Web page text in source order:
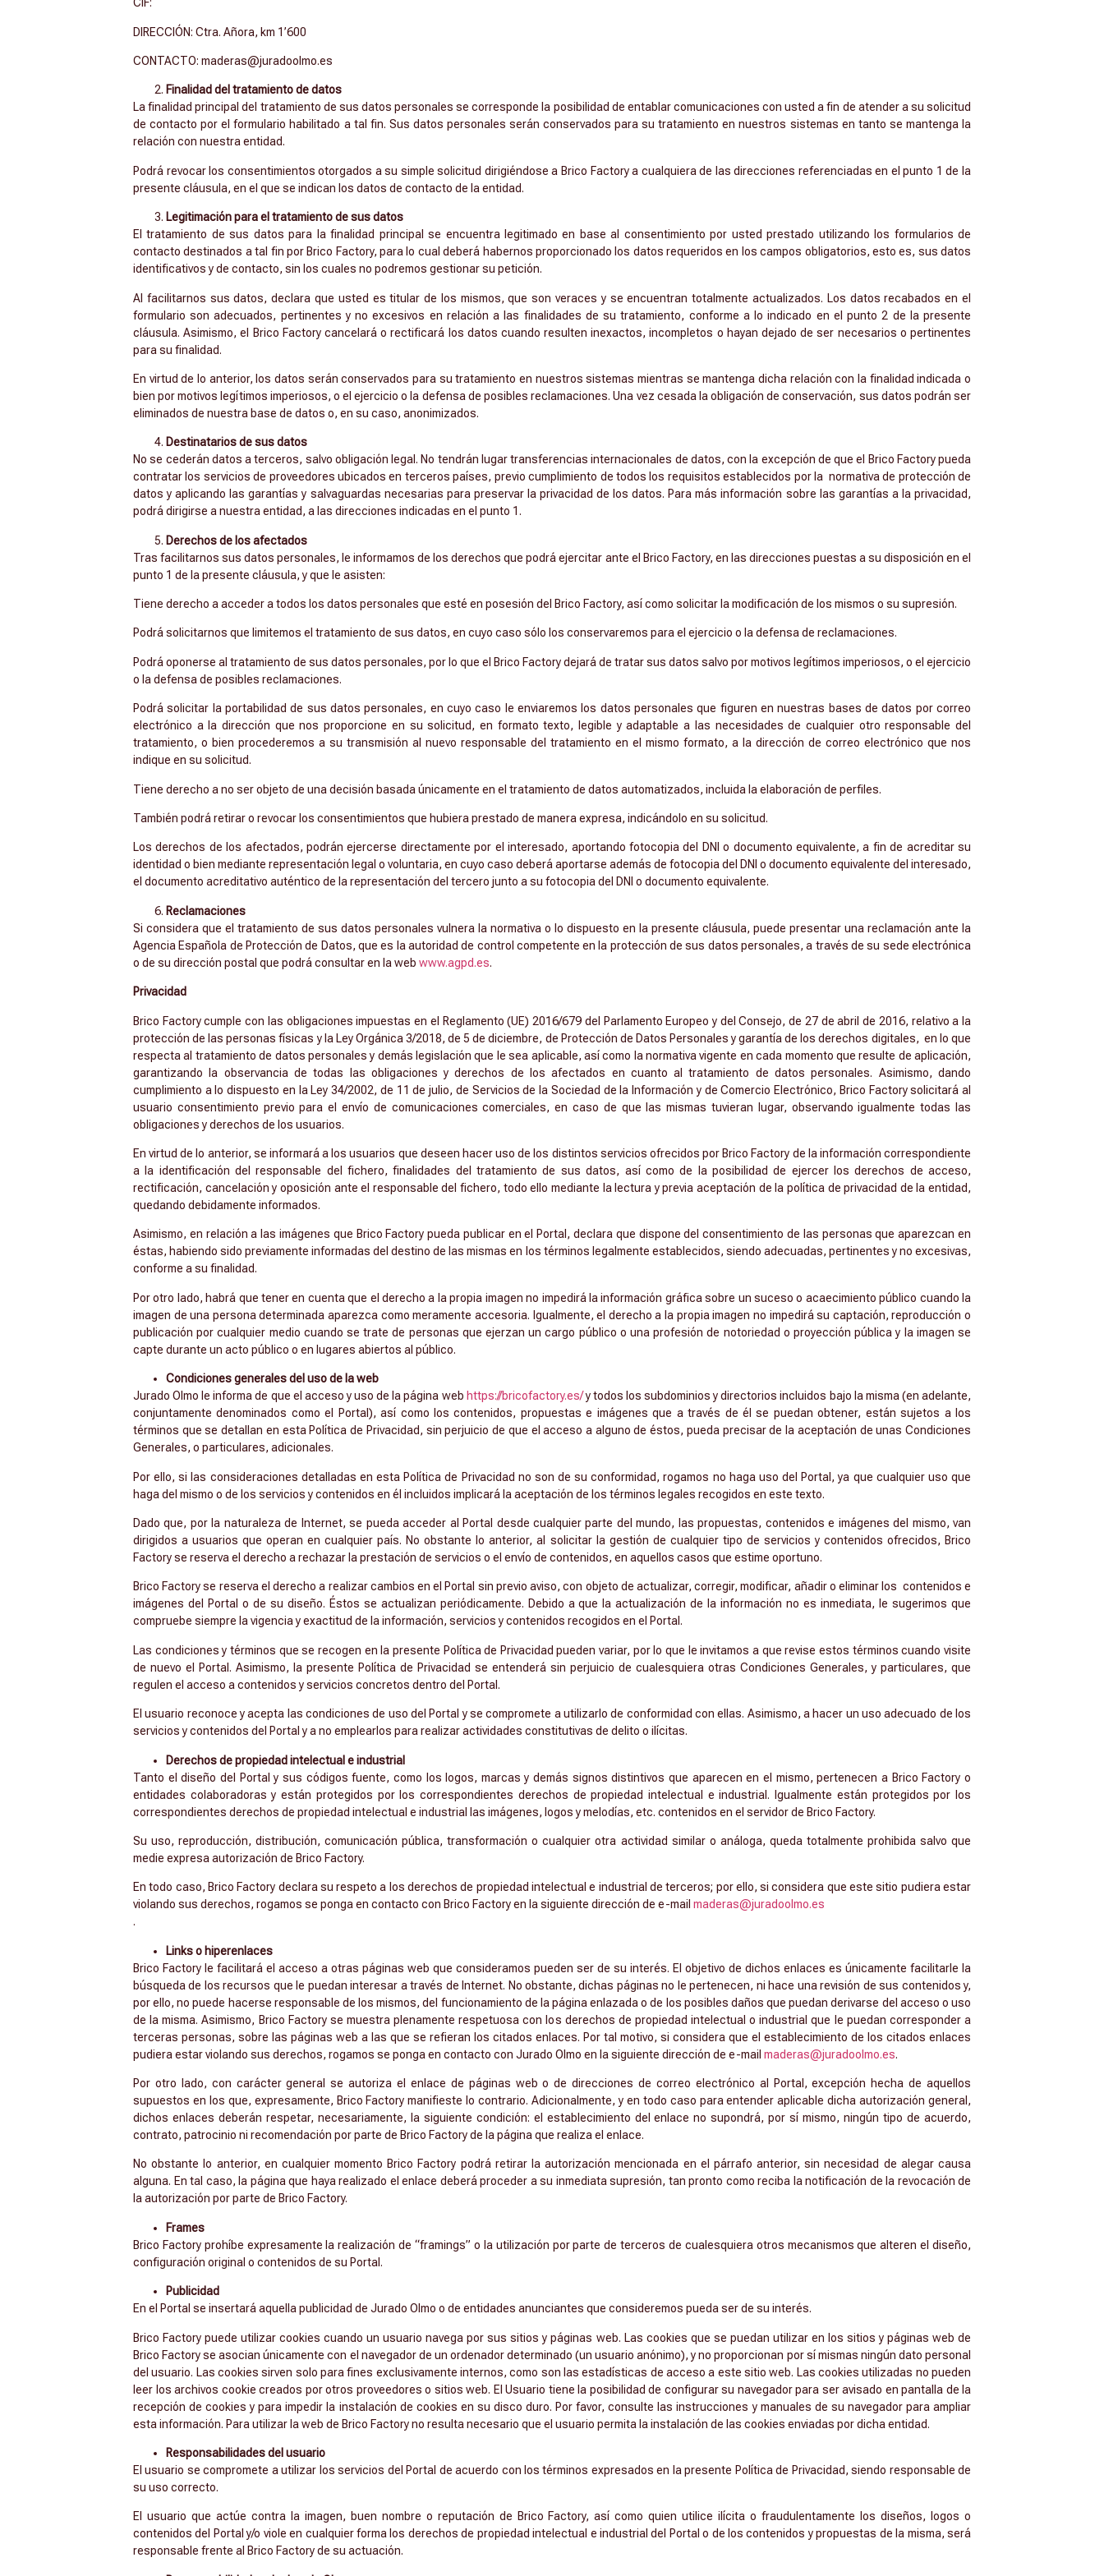
DIRECCIÓN: Ctra. Añora, km 1’600
CONTACTO: maderas@juradoolmo.es
Finalidad del tratamiento de datos
La finalidad principal del tratamiento de sus datos personales se corresponde la posibilidad de entablar comunicaciones con usted a fin de atender a su solicitud
de contacto por el formulario habilitado a tal fin. Sus datos personales serán conservados para su tratamiento en nuestros sistemas en tanto se mantenga la
relación con nuestra entidad.
Podrá revocar los consentimientos otorgados a su simple solicitud dirigiéndose a Brico Factory a cualquiera de las direcciones referenciadas en el punto 1 de la
presente cláusula, en el que se indican los datos de contacto de la entidad.
Legitimación para el tratamiento de sus datos
El tratamiento de sus datos para la finalidad principal se encuentra legitimado en base al consentimiento por usted prestado utilizando los formularios de
contacto destinados a tal fin por Brico Factory, para lo cual deberá habernos proporcionado los datos requeridos en los campos obligatorios, esto es, sus datos
identificativos y de contacto, sin los cuales no podremos gestionar su petición.
Al facilitarnos sus datos, declara que usted es titular de los mismos, que son veraces y se encuentran totalmente actualizados. Los datos recabados en el
formulario son adecuados, pertinentes y no excesivos en relación a las finalidades de su tratamiento, conforme a lo indicado en el punto 2 de la presente
cláusula. Asimismo, el Brico Factory cancelará o rectificará los datos cuando resulten inexactos, incompletos o hayan dejado de ser necesarios o pertinentes
para su finalidad.
En virtud de lo anterior, los datos serán conservados para su tratamiento en nuestros sistemas mientras se mantenga dicha relación con la finalidad indicada o
bien por motivos legítimos imperiosos, o el ejercicio o la defensa de posibles reclamaciones. Una vez cesada la obligación de conservación, sus datos podrán ser
eliminados de nuestra base de datos o, en su caso, anonimizados.
Destinatarios de sus datos
No se cederán datos a terceros, salvo obligación legal. No tendrán lugar transferencias internacionales de datos, con la excepción de que el Brico Factory pueda
contratar los servicios de proveedores ubicados en terceros países, previo cumplimiento de todos los requisitos establecidos por la normativa de protección de
datos y aplicando las garantías y salvaguardas necesarias para preservar la privacidad de los datos. Para más información sobre las garantías a la privacidad,
podrá dirigirse a nuestra entidad, a las direcciones indicadas en el punto 1.
Derechos de los afectados
Tras facilitarnos sus datos personales, le informamos de los derechos que podrá ejercitar ante el Brico Factory, en las direcciones puestas a su disposición en el
punto 1 de la presente cláusula, y que le asisten:
Tiene derecho a acceder a todos los datos personales que esté en posesión del Brico Factory, así como solicitar la modificación de los mismos o su supresión.
Podrá solicitarnos que limitemos el tratamiento de sus datos, en cuyo caso sólo los conservaremos para el ejercicio o la defensa de reclamaciones.
Podrá oponerse al tratamiento de sus datos personales, por lo que el Brico Factory dejará de tratar sus datos salvo por motivos legítimos imperiosos, o el ejercicio
o la defensa de posibles reclamaciones.
Podrá solicitar la portabilidad de sus datos personales, en cuyo caso le enviaremos los datos personales que figuren en nuestras bases de datos por correo
electrónico a la dirección que nos proporcione en su solicitud, en formato texto, legible y adaptable a las necesidades de cualquier otro responsable del
tratamiento, o bien procederemos a su transmisión al nuevo responsable del tratamiento en el mismo formato, a la dirección de correo electrónico que nos
indique en su solicitud.
Tiene derecho a no ser objeto de una decisión basada únicamente en el tratamiento de datos automatizados, incluida la elaboración de perfiles.
También podrá retirar o revocar los consentimientos que hubiera prestado de manera expresa, indicándolo en su solicitud.
Los derechos de los afectados, podrán ejercerse directamente por el interesado, aportando fotocopia del DNI o documento equivalente, a fin de acreditar su
identidad o bien mediante representación legal o voluntaria, en cuyo caso deberá aportarse además de fotocopia del DNI o documento equivalente del interesado,
el documento acreditativo auténtico de la representación del tercero junto a su fotocopia del DNI o documento equivalente.
Reclamaciones
Si considera que el tratamiento de sus datos personales vulnera la normativa o lo dispuesto en la presente cláusula, puede presentar una reclamación ante la
Agencia Española de Protección de Datos, que es la autoridad de control competente en la protección de sus datos personales, a través de su sede electrónica
o de su dirección postal que podrá consultar en la web www.agpd.es.
Privacidad
Brico Factory cumple con las obligaciones impuestas en el Reglamento (UE) 2016/679 del Parlamento Europeo y del Consejo, de 27 de abril de 2016, relativo a la
protección de las personas físicas y la Ley Orgánica 3/2018, de 5 de diciembre, de Protección de Datos Personales y garantía de los derechos digitales, en lo que
respecta al tratamiento de datos personales y demás legislación que le sea aplicable, así como la normativa vigente en cada momento que resulte de aplicación,
garantizando la observancia de todas las obligaciones y derechos de los afectados en cuanto al tratamiento de datos personales. Asimismo, dando
cumplimiento a lo dispuesto en la Ley 34/2002, de 11 de julio, de Servicios de la Sociedad de la Información y de Comercio Electrónico, Brico Factory solicitará al
usuario consentimiento previo para el envío de comunicaciones comerciales, en caso de que las mismas tuvieran lugar, observando igualmente todas las
obligaciones y derechos de los usuarios.
En virtud de lo anterior, se informará a los usuarios que deseen hacer uso de los distintos servicios ofrecidos por Brico Factory de la información correspondiente
a la identificación del responsable del fichero, finalidades del tratamiento de sus datos, así como de la posibilidad de ejercer los derechos de acceso,
rectificación, cancelación y oposición ante el responsable del fichero, todo ello mediante la lectura y previa aceptación de la política de privacidad de la entidad,
quedando debidamente informados.
Asimismo, en relación a las imágenes que Brico Factory pueda publicar en el Portal, declara que dispone del consentimiento de las personas que aparezcan en
éstas, habiendo sido previamente informadas del destino de las mismas en los términos legalmente establecidos, siendo adecuadas, pertinentes y no excesivas,
conforme a su finalidad.
Por otro lado, habrá que tener en cuenta que el derecho a la propia imagen no impedirá la información gráfica sobre un suceso o acaecimiento público cuando la
imagen de una persona determinada aparezca como meramente accesoria. Igualmente, el derecho a la propia imagen no impedirá su captación, reproducción o
publicación por cualquier medio cuando se trate de personas que ejerzan un cargo público o una profesión de notoriedad o proyección pública y la imagen se
capte durante un acto público o en lugares abiertos al público.
Condiciones generales del uso de la web
Jurado Olmo le informa de que el acceso y uso de la página web https://bricofactory.es/y todos los subdominios y directorios incluidos bajo la misma (en adelante,
conjuntamente denominados como el Portal), así como los contenidos, propuestas e imágenes que a través de él se puedan obtener, están sujetos a los
términos que se detallan en esta Política de Privacidad, sin perjuicio de que el acceso a alguno de éstos, pueda precisar de la aceptación de unas Condiciones
Generales, o particulares, adicionales.
Por ello, si las consideraciones detalladas en esta Política de Privacidad no son de su conformidad, rogamos no haga uso del Portal, ya que cualquier uso que
haga del mismo o de los servicios y contenidos en él incluidos implicará la aceptación de los términos legales recogidos en este texto.
Dado que, por la naturaleza de Internet, se pueda acceder al Portal desde cualquier parte del mundo, las propuestas, contenidos e imágenes del mismo, van
dirigidos a usuarios que operan en cualquier país. No obstante lo anterior, al solicitar la gestión de cualquier tipo de servicios y contenidos ofrecidos, Brico
Factory se reserva el derecho a rechazar la prestación de servicios o el envío de contenidos, en aquellos casos que estime oportuno.
Brico Factory se reserva el derecho a realizar cambios en el Portal sin previo aviso, con objeto de actualizar, corregir, modificar, añadir o eliminar los contenidos e
imágenes del Portal o de su diseño. Éstos se actualizan periódicamente. Debido a que la actualización de la información no es inmediata, le sugerimos que
compruebe siempre la vigencia y exactitud de la información, servicios y contenidos recogidos en el Portal.
Las condiciones y términos que se recogen en la presente Política de Privacidad pueden variar, por lo que le invitamos a que revise estos términos cuando visite
de nuevo el Portal. Asimismo, la presente Política de Privacidad se entenderá sin perjuicio de cualesquiera otras Condiciones Generales, y particulares, que
regulen el acceso a contenidos y servicios concretos dentro del Portal.
El usuario reconoce y acepta las condiciones de uso del Portal y se compromete a utilizarlo de conformidad con ellas. Asimismo, a hacer un uso adecuado de los
servicios y contenidos del Portal y a no emplearlos para realizar actividades constitutivas de delito o ilícitas.
Derechos de propiedad intelectual e industrial
Tanto el diseño del Portal y sus códigos fuente, como los logos, marcas y demás signos distintivos que aparecen en el mismo, pertenecen a Brico Factory o
entidades colaboradoras y están protegidos por los correspondientes derechos de propiedad intelectual e industrial. Igualmente están protegidos por los
correspondientes derechos de propiedad intelectual e industrial las imágenes, logos y melodías, etc. contenidos en el servidor de Brico Factory.
Su uso, reproducción, distribución, comunicación pública, transformación o cualquier otra actividad similar o análoga, queda totalmente prohibida salvo que
medie expresa autorización de Brico Factory.
En todo caso, Brico Factory declara su respeto a los derechos de propiedad intelectual e industrial de terceros; por ello, si considera que este sitio pudiera estar
violando sus derechos, rogamos se ponga en contacto con Brico Factory en la siguiente dirección de e-mail maderas@juradoolmo.es
.
Links o hiperenlaces
Brico Factory le facilitará el acceso a otras páginas web que consideramos pueden ser de su interés. El objetivo de dichos enlaces es únicamente facilitarle la
búsqueda de los recursos que le puedan interesar a través de Internet. No obstante, dichas páginas no le pertenecen, ni hace una revisión de sus contenidos y,
por ello, no puede hacerse responsable de los mismos, del funcionamiento de la página enlazada o de los posibles daños que puedan derivarse del acceso o uso
de la misma. Asimismo, Brico Factory se muestra plenamente respetuosa con los derechos de propiedad intelectual o industrial que le puedan corresponder a
terceras personas, sobre las páginas web a las que se refieran los citados enlaces. Por tal motivo, si considera que el establecimiento de los citados enlaces
pudiera estar violando sus derechos, rogamos se ponga en contacto con Jurado Olmo en la siguiente dirección de e-mail maderas@juradoolmo.es.
Por otro lado, con carácter general se autoriza el enlace de páginas web o de direcciones de correo electrónico al Portal, excepción hecha de aquellos
supuestos en los que, expresamente, Brico Factory manifieste lo contrario. Adicionalmente, y en todo caso para entender aplicable dicha autorización general,
dichos enlaces deberán respetar, necesariamente, la siguiente condición: el establecimiento del enlace no supondrá, por sí mismo, ningún tipo de acuerdo,
contrato, patrocinio ni recomendación por parte de Brico Factory de la página que realiza el enlace.
No obstante lo anterior, en cualquier momento Brico Factory podrá retirar la autorización mencionada en el párrafo anterior, sin necesidad de alegar causa
alguna. En tal caso, la página que haya realizado el enlace deberá proceder a su inmediata supresión, tan pronto como reciba la notificación de la revocación de
la autorización por parte de Brico Factory.
Frames
Brico Factory prohíbe expresamente la realización de “framings” o la utilización por parte de terceros de cualesquiera otros mecanismos que alteren el diseño,
configuración original o contenidos de su Portal.
Publicidad
En el Portal se insertará aquella publicidad de Jurado Olmo o de entidades anunciantes que consideremos pueda ser de su interés.
Brico Factory puede utilizar cookies cuando un usuario navega por sus sitios y páginas web. Las cookies que se puedan utilizar en los sitios y páginas web de
Brico Factory se asocian únicamente con el navegador de un ordenador determinado (un usuario anónimo), y no proporcionan por sí mismas ningún dato personal
del usuario. Las cookies sirven solo para fines exclusivamente internos, como son las estadísticas de acceso a este sitio web. Las cookies utilizadas no pueden
leer los archivos cookie creados por otros proveedores o sitios web. El Usuario tiene la posibilidad de configurar su navegador para ser avisado en pantalla de la
recepción de cookies y para impedir la instalación de cookies en su disco duro. Por favor, consulte las instrucciones y manuales de su navegador para ampliar
esta información. Para utilizar la web de Brico Factory no resulta necesario que el usuario permita la instalación de las cookies enviadas por dicha entidad.
Responsabilidades del usuario
El usuario se compromete a utilizar los servicios del Portal de acuerdo con los términos expresados en la presente Política de Privacidad, siendo responsable de
su uso correcto.
El usuario que actúe contra la imagen, buen nombre o reputación de Brico Factory, así como quien utilice ilícita o fraudulentamente los diseños, logos o
contenidos del Portal y/o viole en cualquier forma los derechos de propiedad intelectual e industrial del Portal o de los contenidos y propuestas de la misma, será
responsable frente al Brico Factory de su actuación.